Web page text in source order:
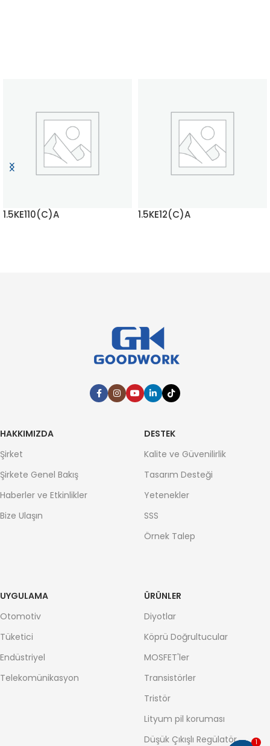
1.5KE110(C)A 1.5KE12(C)A
HAKKIMIZDA
Şirket
Şirkete Genel Bakış
Haberler ve Etkinlikler
Bize Ulaşın
DESTEK
Kalite ve Güvenilirlik
Tasarım Desteği
Yetenekler
SSS
Örnek Talep
UYGULAMA
Otomotiv
Tüketici
Endüstriyel
Telekomünikasyon
ÜRÜNLER
Diyotlar
Köprü Doğrultucular
MOSFET'ler
Transistörler
Tristör
Lityum pil koruması
Düşük Çıkışlı Regülatör
1